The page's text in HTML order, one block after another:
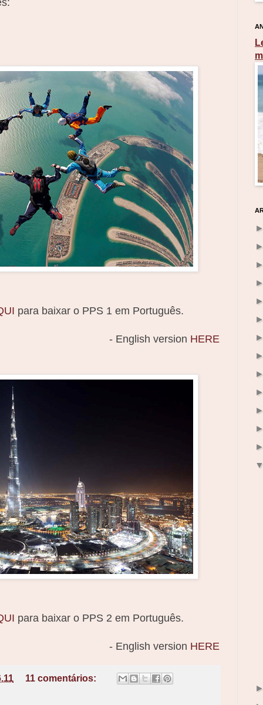
para baixar o PPS 1 em Português.
- English version HERE
para baixar o PPS 2 em Português.
- English version HERE
11 comentários: